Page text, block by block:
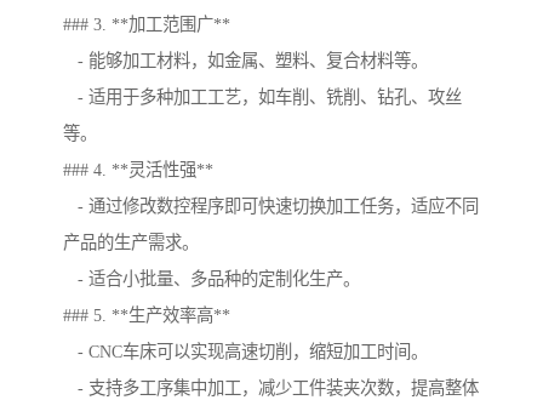
### 3. **加工范围广**
- 能够加工材料，如金属、塑料、复合材料等。
- 适用于多种加工工艺，如车削、铣削、钻孔、攻丝
等。
### 4. **灵活性强**
- 通过修改数控程序即可快速切换加工任务，适应不同
产品的生产需求。
- 适合小批量、多品种的定制化生产。
### 5. **生产效率高**
- CNC车床可以实现高速切削，缩短加工时间。
- 支持多工序集中加工，减少工件装夹次数，提高整体